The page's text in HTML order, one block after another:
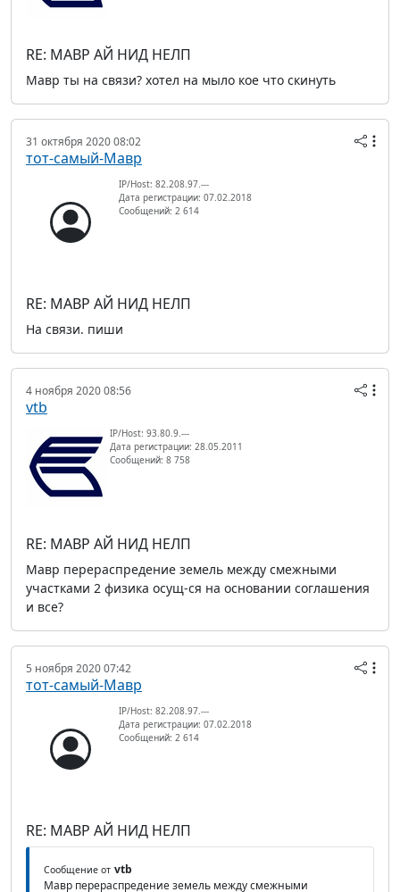
RE: МАВР АЙ НИД НЕЛП
Мавр ты на связи? хотел на мыло кое что скинуть
31 октября 2020 08:02
тот-самый-Мавр
IP/Host: 82.208.97.---
Дата регистрации: 07.02.2018
Сообщений: 2 614
RE: МАВР АЙ НИД НЕЛП
На связи. пиши
4 ноября 2020 08:56
vtb
IP/Host: 93.80.9.---
Дата регистрации: 28.05.2011
Сообщений: 8 758
RE: МАВР АЙ НИД НЕЛП
Мавр перераспредение земель между смежными
участками 2 физика осущ-ся на основании соглашения
и все?
5 ноября 2020 07:42
тот-самый-Мавр
IP/Host: 82.208.97.---
Дата регистрации: 07.02.2018
Сообщений: 2 614
RE: МАВР АЙ НИД НЕЛП
Сообщение от vtb
Мавр перераспредение земель между смежными